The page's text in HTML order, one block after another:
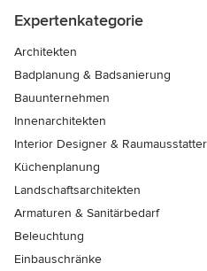
Expertenkategorie
Architekten
Badplanung & Badsanierung
Bauunternehmen
Innenarchitekten
Interior Designer & Raumausstatter
Küchenplanung
Landschaftsarchitekten
Armaturen & Sanitärbedarf
Beleuchtung
Einbauschränke